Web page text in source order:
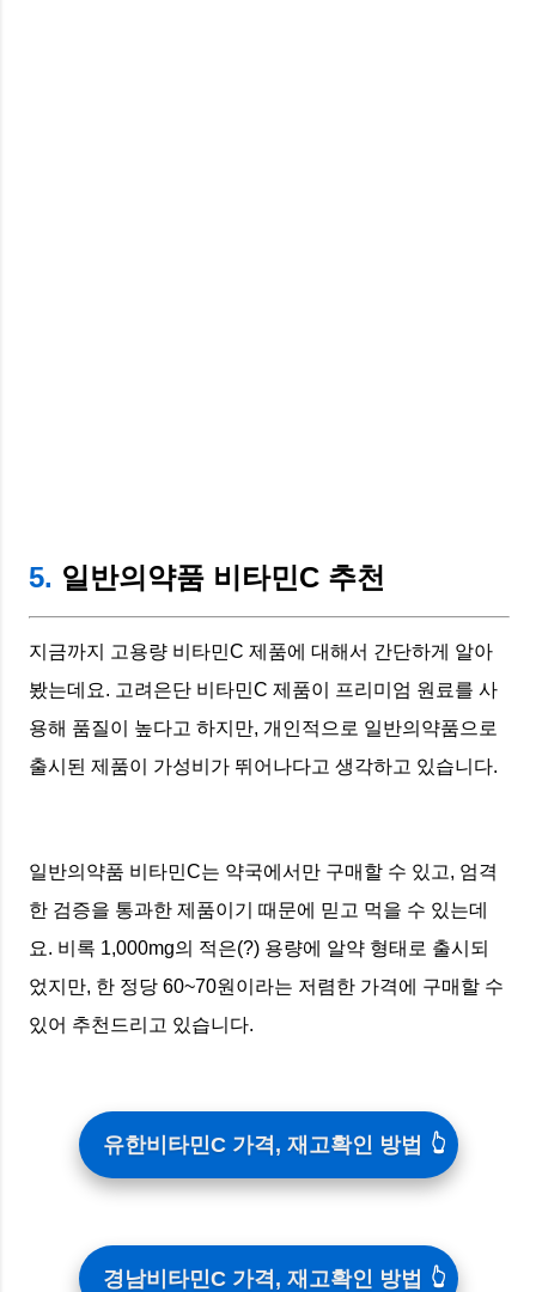
5. 일반의약품 비타민C 추천
지금까지 고용량 비타민C 제품에 대해서 간단하게 알아
봤는데요. 고려은단 비타민C 제품이 프리미엄 원료를 사
용해 품질이 높다고 하지만, 개인적으로 일반의약품으로
출시된 제품이 가성비가 뛰어나다고 생각하고 있습니다.
일반의약품 비타민C는 약국에서만 구매할 수 있고, 엄격
한 검증을 통과한 제품이기 때문에 믿고 먹을 수 있는데
요. 비록 1,000mg의 적은(?) 용량에 알약 형태로 출시되
었지만, 한 정당 60~70원이라는 저렴한 가격에 구매할 수
있어 추천드리고 있습니다.
유한비타민C 가격, 재고확인 방법
경남비타민C 가격, 재고확인 방법